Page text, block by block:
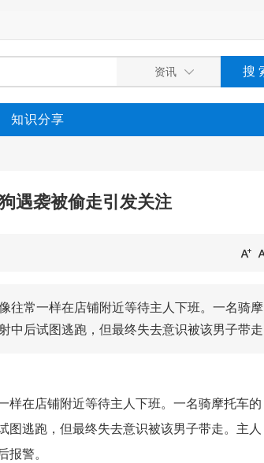
知识分享
遇袭被偷走引发关注
往常一样在店铺附近等待主人下班。一名骑摩
中后试图逃跑，但最终失去意识被该男子带走
样在店铺附近等待主人下班。一名骑摩托车的
逃跑，但最终失去意识被该男子带走。主人
报警。